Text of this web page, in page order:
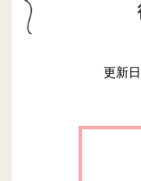
更新